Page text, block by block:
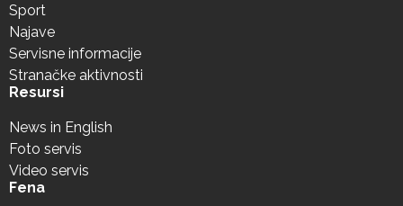
Sport
Najave
Servisne informacije
Stranačke aktivnosti
Resursi
News in English
Foto servis
Video servis
Fena